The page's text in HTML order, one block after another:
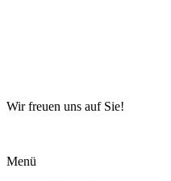
Wir freuen uns auf Sie!
Menü